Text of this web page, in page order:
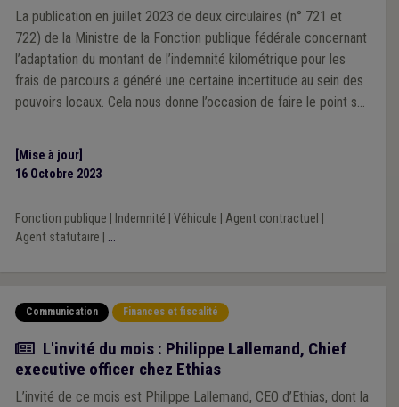
La publication en juillet 2023 de deux circulaires (n° 721 et
722) de la Ministre de la Fonction publique fédérale concernant
l’adaptation du montant de l’indemnité kilométrique pour les
frais de parcours a généré une certaine incertitude au sein des
pouvoirs locaux. Cela nous donne l’occasion de faire le point sur
[Mise à jour]
16 Octobre 2023
Fonction publique Indemnité Véhicule Agent contractuel
Agent statutaire
...
Communication Finances et fiscalité
Article
L'invité du mois : Philippe Lallemand, Chief
executive officer chez Ethias
L’invité de ce mois est Philippe Lallemand, CEO d’Ethias, dont la